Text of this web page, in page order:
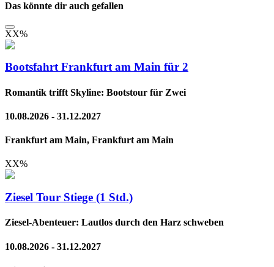
Das könnte dir auch gefallen
XX%
Bootsfahrt Frankfurt am Main für 2
Romantik trifft Skyline: Bootstour für Zwei
10.08.2026 - 31.12.2027
Frankfurt am Main, Frankfurt am Main
XX%
Ziesel Tour Stiege (1 Std.)
Ziesel-Abenteuer: Lautlos durch den Harz schweben
10.08.2026 - 31.12.2027